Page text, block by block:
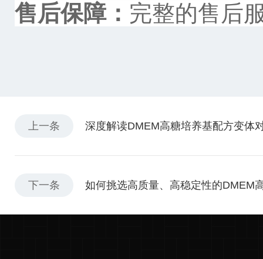
售后保障： 完整的售后
上一条 深度解读DMEM高糖培养基配方变体
下一条 如何挑选高质量、高稳定性的DMEM